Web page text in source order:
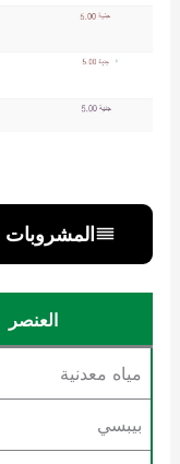
المشروبات
العنصر
مياه معدنية
بيبسي